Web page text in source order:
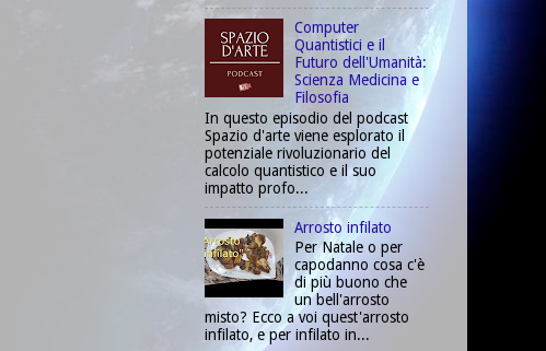
Computer
Quantistici e il
Futuro dell'Umanità:
Scienza Medicina e
Filosofia
In questo episodio del podcast
Spazio d'arte viene esplorato il
potenziale rivoluzionario del
calcolo quantistico e il suo
impatto profo...
Arrosto infilato
Per Natale o per
capodanno cosa c'è
di più buono che
un bell'arrosto
misto? Ecco a voi quest'arrosto
infilato, e per infilato in...